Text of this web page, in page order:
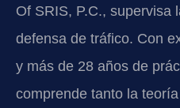
Of SRIS, P.C., supervisa
defensa de tráfico. Con
y más de 28 años de
comprende tanto la